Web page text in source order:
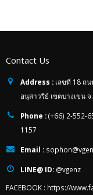
Contact Us
Address : เลขที่ 18 ถ
อนุสาวรีย์ เขตบางเขน
Phone :(+66) 2-552-
1157
Email :
LINE@ ID: @vgenz
FACEBOOK : https://